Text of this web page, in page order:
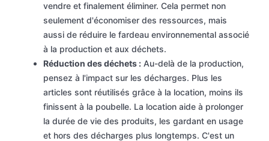
vendre et finalement éliminer. Cela permet non
seulement d'économiser des ressources, mais
aussi de réduire le fardeau environnemental associé
à la production et aux déchets.
Réduction des déchets : Au-delà de la production,
pensez à l'impact sur les décharges. Plus les
articles sont réutilisés grâce à la location, moins ils
finissent à la poubelle. La location aide à prolonger
la durée de vie des produits, les gardant en usage
et hors des décharges plus longtemps. C'est un